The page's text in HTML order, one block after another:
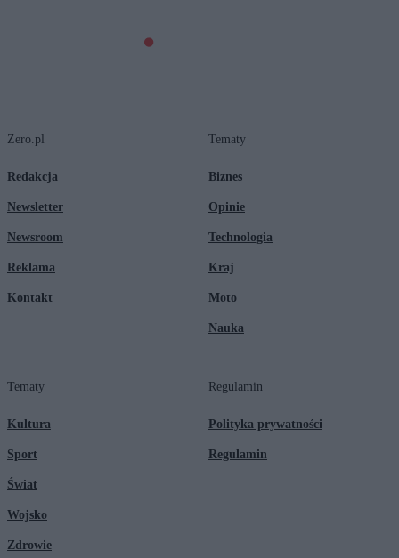
Zero.pl
Redakcja
Newsletter
Newsroom
Reklama
Kontakt
Tematy
Biznes
Opinie
Technologia
Kraj
Moto
Nauka
Tematy
Kultura
Sport
Świat
Wojsko
Zdrowie
Regulamin
Polityka prywatności
Regulamin